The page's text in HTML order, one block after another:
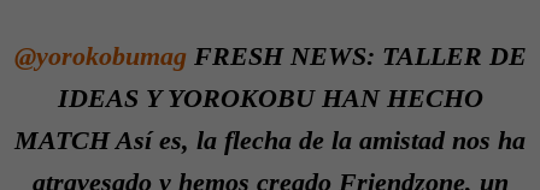
@yorokobumagFRESH NEWS: TALLER DE
IDEAS Y YOROKOBU HAN HECHO
MATCH Así es, la flecha de la amistad nos ha
atravesado y hemos creado Friendzone, un